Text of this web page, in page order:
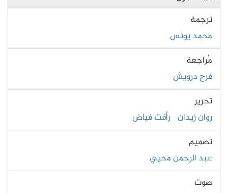
ترجمة
محمد يونس
مُراجعة
فرح درويش
تحرير
روان زيدان رأفت فياض
تصميم
عبد الرحمن محيي
صوت